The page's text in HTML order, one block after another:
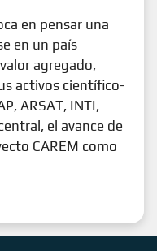
en pensar una
en un país
agregado,
activos científico-
ARSAT, INTI,
el avance de
CAREM como